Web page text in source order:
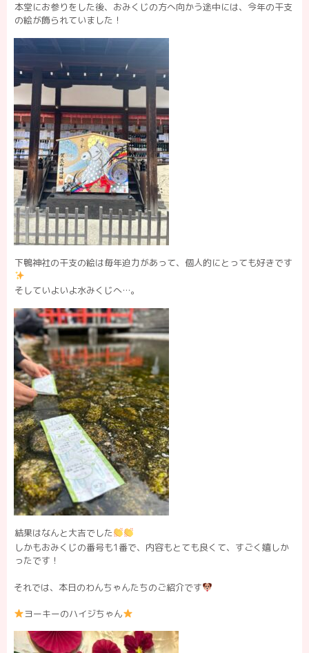
本堂にお参りをした後、おみくじの方へ向かう途中には、今年の干支
の絵が飾られていました！
下鴨神社の干支の絵は毎年迫力があって、個人的にとっても好きです
そしていよいよ水みくじへ…。
結果はなんと大吉でした
しかもおみくじの番号も1番で、内容もとても良くて、すごく嬉しか
ったです！
それでは、本日のわんちゃんたちのご紹介です
ヨーキーのハイジちゃん